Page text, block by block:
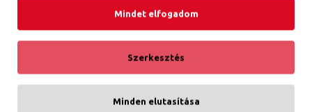
Mindet elfogadom
Szerkesztés
Minden elutasítása